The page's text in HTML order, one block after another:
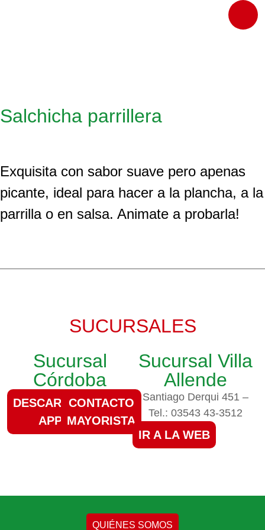
Salchicha parrillera
Exquisita con sabor suave pero apenas
picante, ideal para hacer a la plancha, a la
parrilla o en salsa. Animate a probarla!
SUCURSALES
Sucursal
Córdoba
DESCARGAR
APP
CONTACTO
MAYORISTA
Sucursal Villa
Allende
Santiago Derqui 451 –
Tel.: 03543 43-3512
IR A LA WEB
QUIÉNES SOMOS